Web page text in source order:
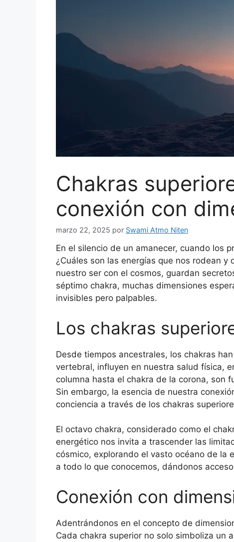
Chakras
conexión con
marzo 22, 2025 por Swami Atmo Niten
En el silencio de un amanecer, cuando los
¿Cuáles son las energías que nos rodean
nuestro ser con el cosmos, guardan
séptimo chakra, muchas dimensiones
invisibles pero palpables.
Los chakras
Desde tiempos ancestrales, los chakras
vertebral, influyen en nuestra salud física,
columna hasta el chakra de la corona, son
Sin embargo, la esencia de nuestra
conciencia a través de los chakras
El octavo chakra, considerado como el
energético nos invita a trascender las
cósmico, explorando el vasto océano de la
a todo lo que conocemos, dándonos
Conexión con
Adentrándonos en el concepto de
Cada chakra superior no solo simboliza un